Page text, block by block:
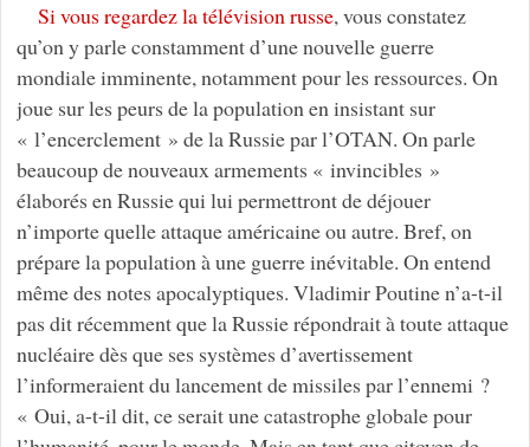
Si vous regardez la télévision russe, vous constatez
qu’on y parle constamment d’une nouvelle guerre
mondiale imminente, notamment pour les ressources. On
joue sur les peurs de la population en insistant sur
« l’encerclement » de la Russie par l’OTAN. On parle
beaucoup de nouveaux armements « invincibles »
élaborés en Russie qui lui permettront de déjouer
n’importe quelle attaque américaine ou autre. Bref, on
prépare la population à une guerre inévitable. On entend
même des notes apocalyptiques. Vladimir Poutine n’a-t-il
pas dit récemment que la Russie répondrait à toute attaque
nucléaire dès que ses systèmes d’avertissement
l’informeraient du lancement de missiles par l’ennemi ?
« Oui, a-t-il dit, ce serait une catastrophe globale pour